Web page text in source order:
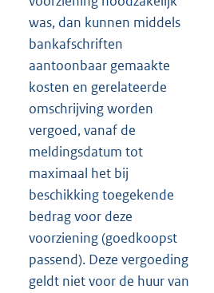
was, dan kunnen middels
bankafschriften
aantoonbaar gemaakte
kosten en gerelateerde
omschrijving worden
vergoed, vanaf de
meldingsdatum tot
maximaal het bij
beschikking toegekende
bedrag voor deze
voorziening (goedkoopst
passend). Deze vergoeding
geldt niet voor de huur van